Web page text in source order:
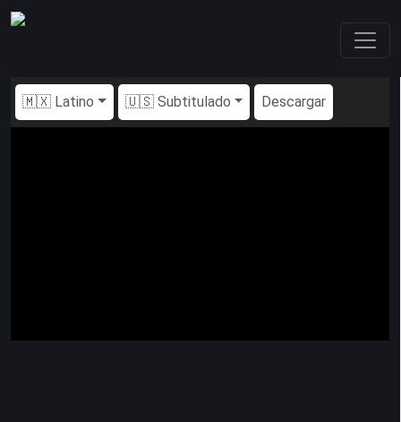
🇲🇽 Latino 🇺🇸 Subtitulado Descargar